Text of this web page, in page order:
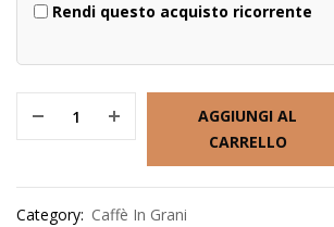
Rendi questo acquisto ricorrente
AGGIUNGI AL
CARRELLO
Category: Caffè In Grani